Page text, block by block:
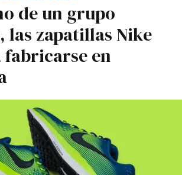
de un grupo
las zapatillas Nike
fabricarse en